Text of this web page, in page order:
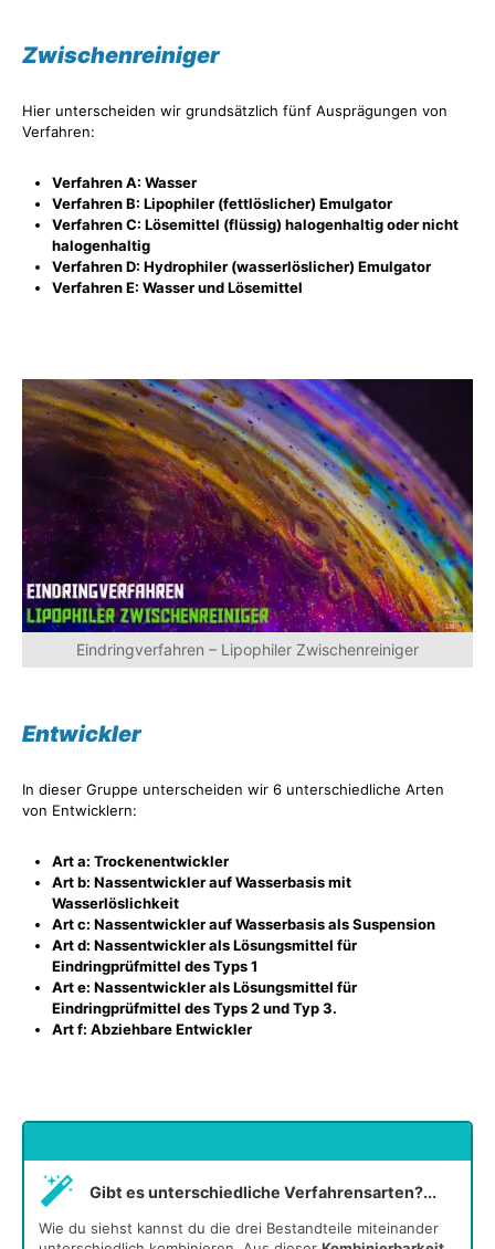
Zwischenreiniger
Hier unterscheiden wir grundsätzlich fünf Ausprägungen von
Verfahren:
Verfahren A: Wasser
Verfahren B: Lipophiler (fettlöslicher) Emulgator
Verfahren C: Lösemittel (flüssig) halogenhaltig oder nicht
halogenhaltig
Verfahren D: Hydrophiler (wasserlöslicher) Emulgator
Verfahren E: Wasser und Lösemittel
Eindringverfahren – Lipophiler Zwischenreiniger
Entwickler
In dieser Gruppe unterscheiden wir 6 unterschiedliche Arten
von Entwicklern:
Art a: Trockenentwickler
Art b: Nassentwickler auf Wasserbasis mit
Wasserlöslichkeit
Art c: Nassentwickler auf Wasserbasis als Suspension
Art d: Nassentwickler als Lösungsmittel für
Eindringprüfmittel des Typs 1
Art e: Nassentwickler als Lösungsmittel für
Eindringprüfmittel des Typs 2 und Typ 3.
Art f: Abziehbare Entwickler
Gibt es unterschiedliche Verfahrensarten?...
Wie du siehst kannst du die drei Bestandteile miteinander